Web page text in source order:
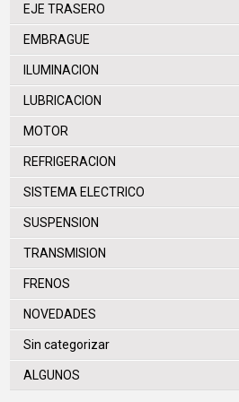
EJE TRASERO
EMBRAGUE
ILUMINACION
LUBRICACION
MOTOR
REFRIGERACION
SISTEMA ELECTRICO
SUSPENSION
TRANSMISION
FRENOS
NOVEDADES
Sin categorizar
ALGUNOS